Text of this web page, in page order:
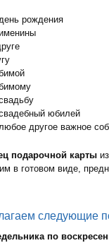
рождения
юбилей
другое важное
подарочной карты
в готовом виде,
следующие
по